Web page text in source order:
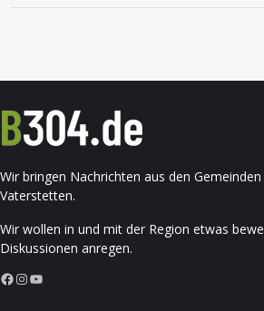
Wir bringen Nachrichten aus den
Vaterstetten.
Wir wollen in und mit der Region etwas
Diskussionen anregen.
Facebook InstagramYouTube